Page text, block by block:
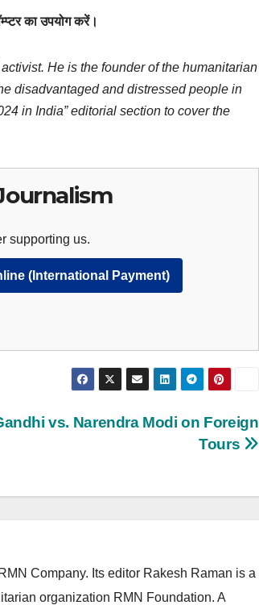
का उपयोग करें।
He is the founder of the humanitarian
disadvantaged and distressed people in
in India” editorial section to cover the
supporting us.
(International Payment)
vs. Narendra Modi on Foreign
Tours
Company. Its editor Rakesh Raman is a
organization RMN Foundation. A